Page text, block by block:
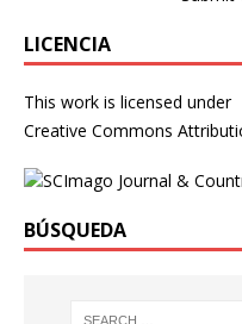
LICENCIA
This work is licensed under
Creative Commons
BÚSQUEDA